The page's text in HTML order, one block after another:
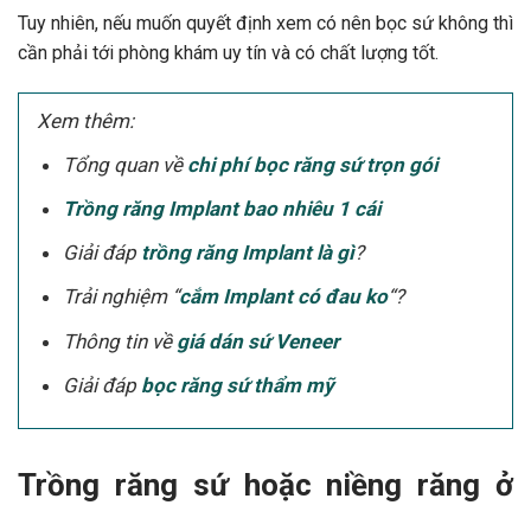
Tuy nhiên, nếu muốn quyết định xem có nên bọc sứ không thì
cần phải tới phòng khám uy tín và có chất lượng tốt.
Xem thêm:
Tổng quan về chi phí bọc răng sứ trọn gói
Trồng răng Implant bao nhiêu 1 cái
Giải đáp trồng răng Implant là gì?
Trải nghiệm “cắm Implant có đau ko“?
Thông tin về giá dán sứ Veneer
Giải đáp bọc răng sứ thẩm mỹ
Trồng răng sứ hoặc niềng răng ở